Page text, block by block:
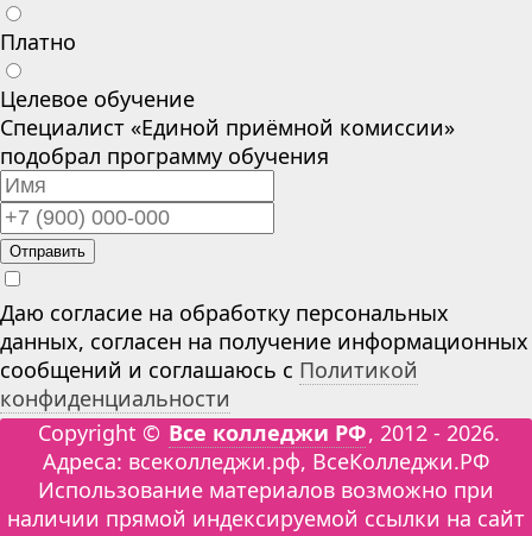
Платно
Целевое обучение
Специалист «Единой приёмной комиссии»
подобрал программу обучения
Отправить
Даю согласие на обработку персональных
данных, согласен на получение информационных
сообщений и соглашаюсь с Политикой
конфиденциальности
Copyright © Все колледжи РФ, 2012 - 2026.
Адреса: всеколледжи.рф, ВсеКолледжи.РФ
Использование материалов возможно при
наличии прямой индексируемой ссылки на сайт